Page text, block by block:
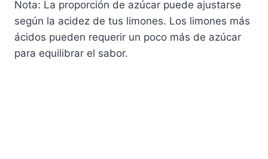
Nota: La proporción de azúcar puede ajustarse
según la acidez de tus limones. Los limones más
ácidos pueden requerir un poco más de azúcar
para equilibrar el sabor.